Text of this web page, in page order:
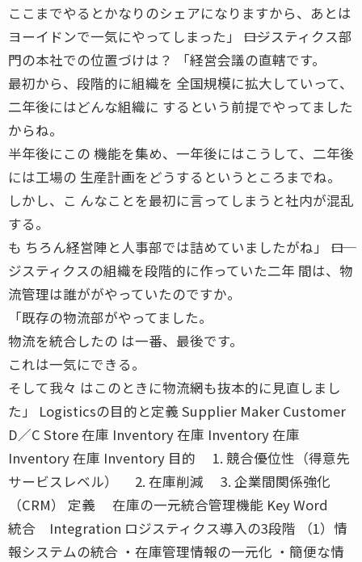
ここまでやるとかなりのシェアになりますから、あとは
ヨーイドンで一気にやってしまった」 ――ロジスティクス部
門の本社での位置づけは？ 「経営会議の直轄です。
最初から、段階的に組織を 全国規模に拡大していって、
二年後にはどんな組織に するという前提でやってました
からね。
半年後にこの 機能を集め、一年後にはこうして、二年後
には工場の 生産計画をどうするというところまでね。
しかし、こ んなことを最初に言ってしまうと社内が混乱
する。
も ちろん経営陣と人事部では詰めていましたがね」 ――ロ
ジスティクスの組織を段階的に作っていた二年 間は、物
流管理は誰ががやっていたのですか。
「既存の物流部がやってました。
物流を統合したの は一番、最後です。
これは一気にできる。
そして我々 はこのときに物流網も抜本的に見直しまし
た」 Logisticsの目的と定義 Supplier Maker Customer
D／C Store 在庫 Inventory 在庫 Inventory 在庫
Inventory 在庫 Inventory 目的 1. 競合優位性（得意先
サービスレベル） 2. 在庫削減 3. 企業間関係強化
（CRM） 定義 在庫の一元統合管理機能 Key Word
統合 Integration ロジスティクス導入の3段階 （1）情
報システムの統合 ・在庫管理情報の一元化 ・簡便な情